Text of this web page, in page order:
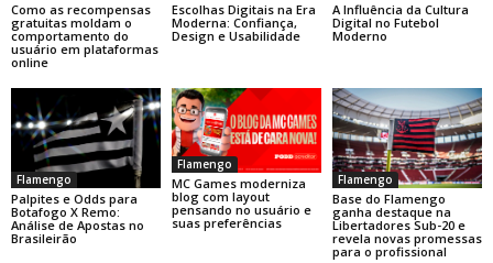
Como as recompensas
gratuitas moldam o
comportamento do
usuário em plataformas
online
Escolhas Digitais na Era
Moderna: Confiança,
Design e Usabilidade
A Influência da Cultura
Digital no Futebol
Moderno
Flamengo
Palpites e Odds para
Botafogo X Remo:
Análise de Apostas no
Brasileirão
Flamengo
MC Games moderniza
blog com layout
pensando no usuário e
suas preferências
Flamengo
Base do Flamengo
ganha destaque na
Libertadores Sub-20 e
revela novas promessas
para o profissional